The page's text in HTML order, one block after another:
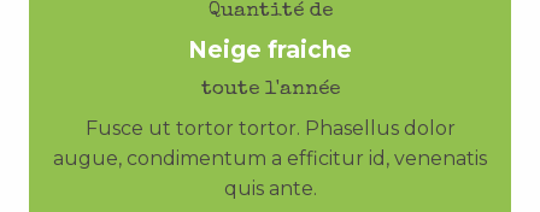
Quantité de
Neige fraiche
toute l'année
Fusce ut tortor tortor. Phasellus dolor
augue, condimentum a efficitur id, venenatis
quis ante.